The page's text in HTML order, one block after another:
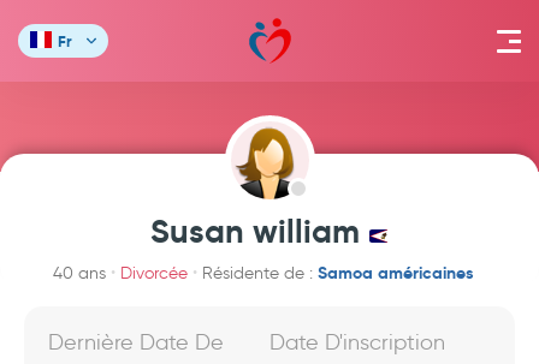
Fr
Susan william
40 ans Divorcée Résidente de : Samoa américaines
Dernière Date De
Date D'inscription